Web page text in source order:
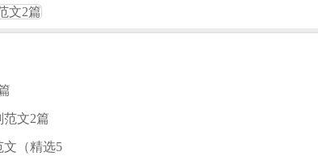
文2篇
范文2篇
文（精选5